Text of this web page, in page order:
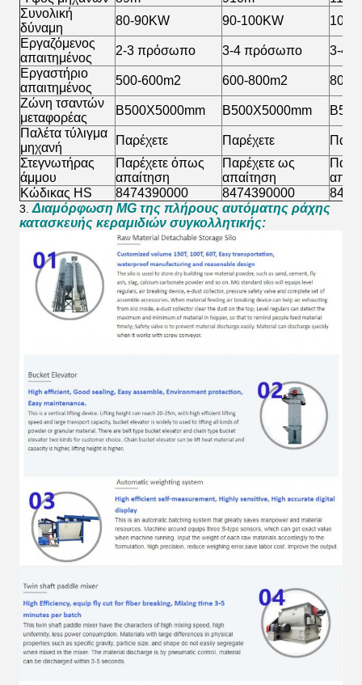
Συνολική
δύναμη
80-90KW 90-100KW
100-
Εργαζόμενος
απαιτημένος
2-3 πρόσωπο 3-4 πρόσωπο
3-4
Εργαστήριο
απαιτημένος
500-600m2 600-800m2
800-
Ζώνη τσαντών
μεταφορέας
B500X5000mm B500X5000mm
Παλέτα τύλιγμα
μηχανή
Παρέχετε Παρέχετε
Στεγνωτήρας
άμμου
Παρέχετε όπως
απαίτηση
Παρέχετε ως
απαίτηση
Κώδικας HS
8474390000 8474390000
3.Διαμόρφωση MG της πλήρους αυτόματης ράχης
κατασκευής κεραμιδιών συγκολλητικής: